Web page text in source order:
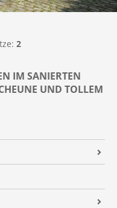
IM SANIERTEN B
UND TOLLEM A
2